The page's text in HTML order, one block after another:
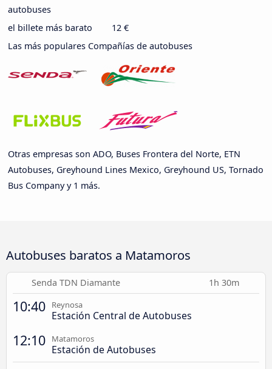
autobuses
el billete más barato
12 €
Las más populares Compañías de autobuses
Otras empresas son ADO, Buses Frontera del Norte, ETN
Autobuses, Greyhound Lines Mexico, Greyhound US, Tornado
Bus Company y 1 más.
Autobuses baratos a Matamoros
Senda TDN Diamante 1h 30m
10:40 Reynosa
Estación Central de Autobuses
12:10 Matamoros
Estación de Autobuses